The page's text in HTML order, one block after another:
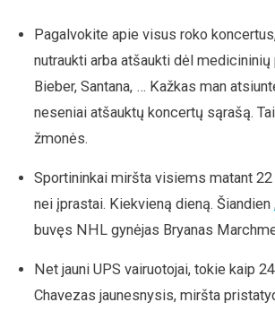
Pagalvokite apie visus roko
nutraukti arba atšaukti dėl
Bieber, Santana, … Kažkas man
neseniai atšauktų koncertų sąrašą.
žmonės.
Sportininkai miršta visiems matant 22
nei įprastai. Kiekvieną dieną. Šiandien
buvęs NHL gynėjas Bryanas
Net jauni UPS vairuotojai, tokie kaip
Chavezas jaunesnysis, miršta